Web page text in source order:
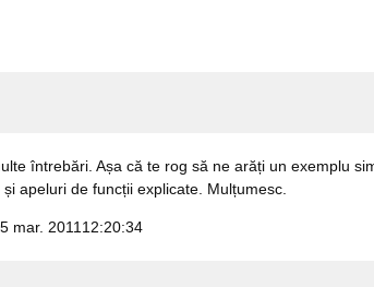
întrebări. Așa că te rog să ne arăți un exemplu
apeluri de funcții explicate. Mulțumesc.
mar. 2011 12:20:34